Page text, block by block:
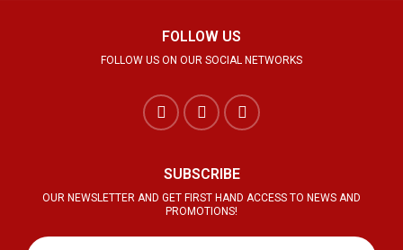
FOLLOW US
FOLLOW US ON OUR SOCIAL NETWORKS
SUBSCRIBE
OUR NEWSLETTER AND GET FIRST HAND ACCESS TO NEWS AND
PROMOTIONS!